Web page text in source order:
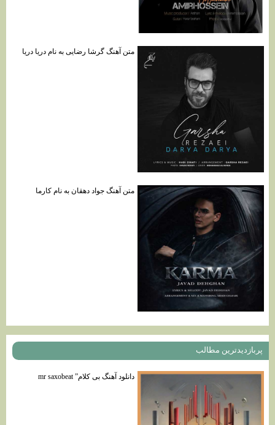
متن آهنگ گرشا رضایی به نام دریا دریا
متن آهنگ جواد دهقان به نام کارما
پربازديدترين مطالب
دانلود آهنگ بی کلام” mr saxobeat